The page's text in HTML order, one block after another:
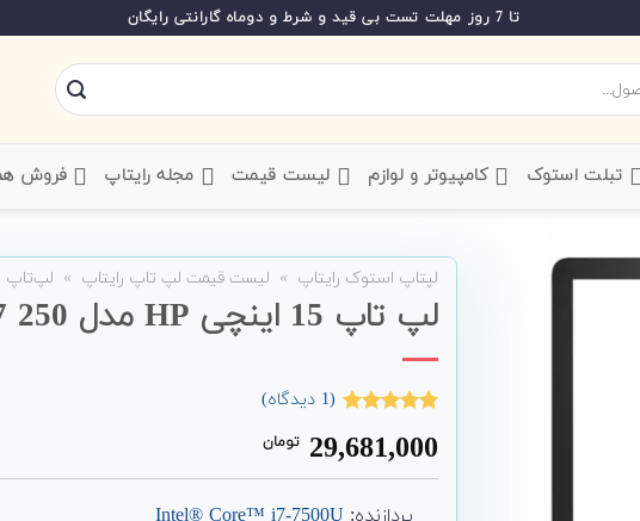
تا 7 روز مهلت تست بی قید و شرط و دوماه گارانتی رایگان
‌ تبلت استوک ‌ کامپیوتر و لوازم ‌ لیست قیمت ‌ مجله رایتاپ فروش
لپتاپ استوک رایتاپ » لیست قیمت لپ تاپ رایتاپ » لپ‌تاپ
لپ تاپ 15 اینچی HP مدل 250 G6 i7
از 5 امتیاز
مشتری
(
1 دیدگاه)
29,681,000 تومان